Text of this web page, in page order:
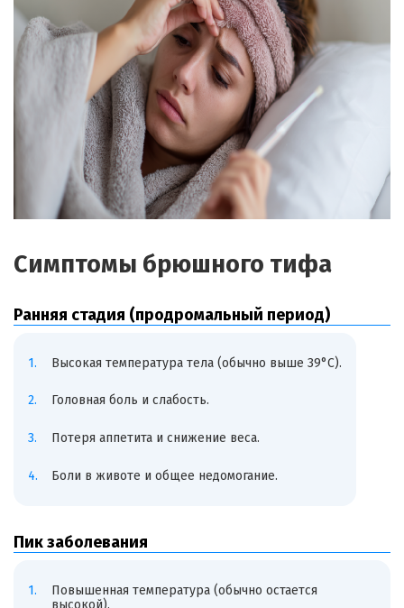
Симптомы брюшного тифа
Ранняя стадия (продромальный период)
Высокая температура тела (обычно выше 39°C).
Головная боль и слабость.
Потеря аппетита и снижение веса.
Боли в животе и общее недомогание.
Пик заболевания
Повышенная температура (обычно остается
высокой).